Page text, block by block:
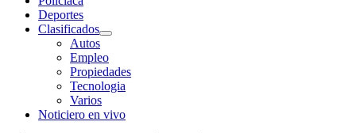
Deportes
Clasificados
Autos
Empleo
Propiedades
Tecnologia
Varios
Noticiero en vivo